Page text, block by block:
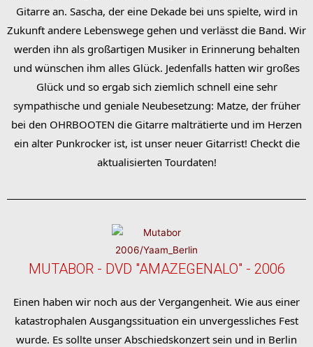
Gitarre an. Sascha, der eine Dekade bei uns spielte, wird in
Zukunft andere Lebenswege gehen und verlässt die Band. Wir
werden ihn als großartigen Musiker in Erinnerung behalten
und wünschen ihm alles Glück. Jedenfalls hatten wir großes
Glück und so ergab sich ziemlich schnell eine sehr
sympathische und geniale Neubesetzung: Matze, der früher
bei den OHRBOOTEN die Gitarre malträtierte und im Herzen
ein alter Punkrocker ist, ist unser neuer Gitarrist! Checkt die
aktualisierten Tourdaten!
MUTABOR - DVD "AMAZEGENALO" - 2006
Einen haben wir noch aus der Vergangenheit. Wie aus einer
katastrophalen Ausgangssituation ein unvergessliches Fest
wurde. Es sollte unser Abschiedskonzert sein und in Berlin